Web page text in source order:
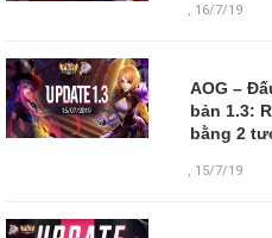
, 16/7/19
AOG –
bản 1.3:
bằng 2
, 15/7/19